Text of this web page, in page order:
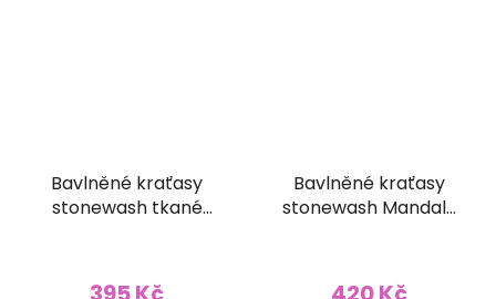
Bavlněné kraťasy
stonewash tkané
Bavlněné kraťasy
stonewash Mandala